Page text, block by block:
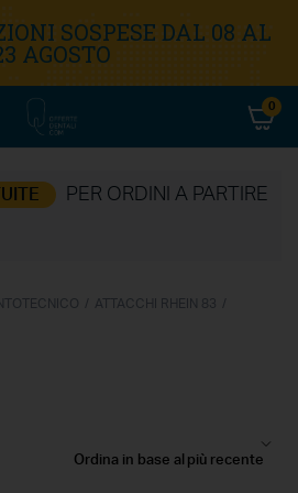
SOSPESE DAL 08 AL
AGOSTO
0
PER ORDINI A PARTIRE
ATTACCHI RHEIN 83